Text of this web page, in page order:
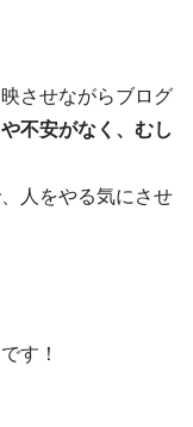
させながらブログ
不安がなく、むし
人をやる気にさせ
す！